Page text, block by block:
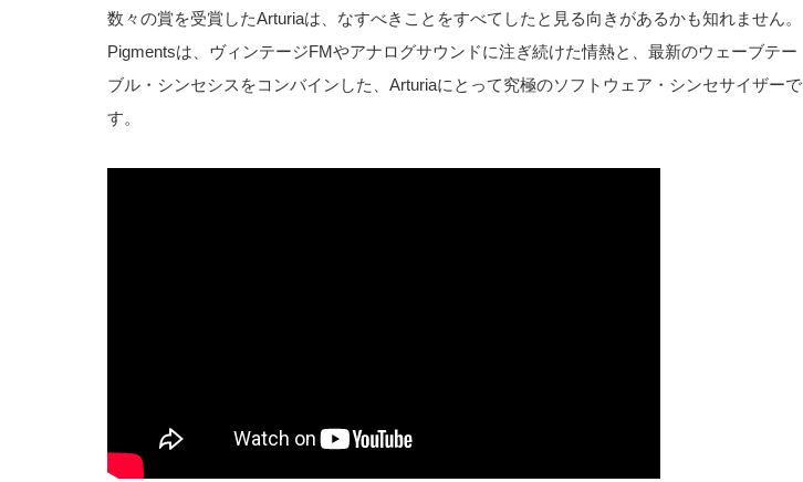
数々の賞を受賞したArturiaは、なすべきことをすべてしたと見る向きがあるかも知れません。
Pigmentsは、ヴィンテージFMやアナログサウンドに注ぎ続けた情熱と、最新のウェーブテー
ブル・シンセシスをコンバインした、Arturiaにとって究極のソフトウェア・シンセサイザーで
す。